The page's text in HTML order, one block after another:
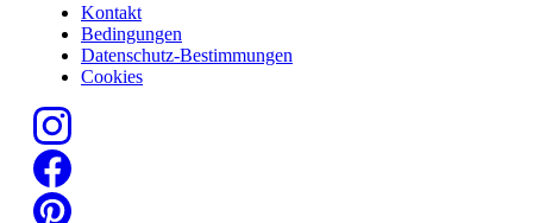
Kontakt
Bedingungen
Datenschutz-Bestimmungen
Cookies